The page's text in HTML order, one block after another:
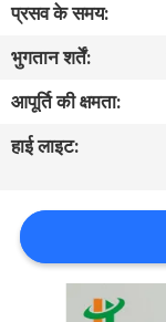
गुणवत्ता
नियंत्रण
हमसे
करें
समाचार
प्रसव के समय:
भुगतान शर्तें:
आपूर्ति की क्षमता:
हाई लाइट: